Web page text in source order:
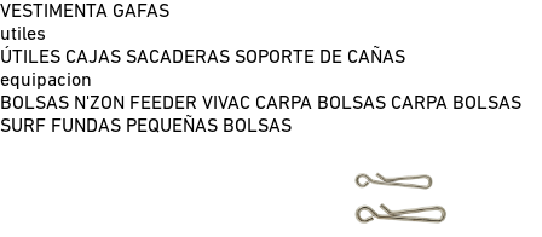
VESTIMENTA GAFAS
utiles
ÚTILES CAJAS SACADERAS SOPORTE DE CAÑAS
equipacion
BOLSAS N'ZON FEEDER VIVAC CARPA BOLSAS CARPA BOLSAS
SURF FUNDAS PEQUEÑAS BOLSAS